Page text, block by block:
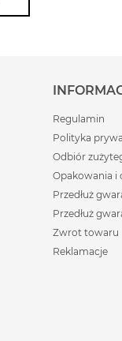
Regulamin
Polityka
Odbiór
Opakowania i
Przedłuż
Przedłuż
Zwrot towaru
Reklamacje